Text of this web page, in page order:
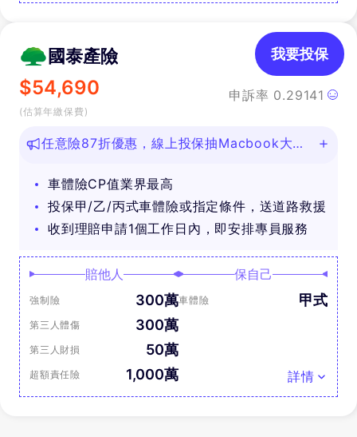
國泰產險
$54,690
(估算年繳保費)
申訴率 0.29141
我要投保
任意險87折優惠，線上投保抽Macbook大
車體險CP值業界最高
投保甲/乙/丙式車體險或指定條件，送道路救援
收到理賠申請1個工作日內，即安排專員服務
賠他人
強制險 300萬
第三人體傷 300萬
第三人財損 50萬
超額責任險 1,000萬
保自己
車體險 甲式
詳情